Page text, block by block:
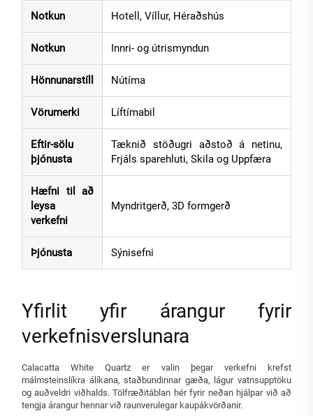
Notkun Hotell, Víllur, Héraðshús
Notkun Innri- og útrismyndun
Hönnunarstíll Nútíma
Vörumerki Líftímabil
Eftir-sölu
þjónusta
Tæknið stöðugri aðstoð á netinu,
Frjáls sparehluti, Skila og Uppfæra
Hæfni til að
leysa
verkefni
Myndritgerð, 3D formgerð
Þjónusta Sýnisefni
Yfirlit yfir árangur fyrir
verkefnisverslunara
Calacatta White Quartz er valin þegar verkefni krefst
málmsteinslíkra álíkana, staðbundinnar gæða, lágur vatnsupptöku
og auðveldri viðhalds. Tölfræðitáblan hér fyrir neðan hjálpar við að
tengja árangur hennar við raunverulegar kaupákvörðanir.